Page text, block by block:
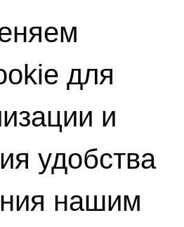
для
и
удобства
нашим